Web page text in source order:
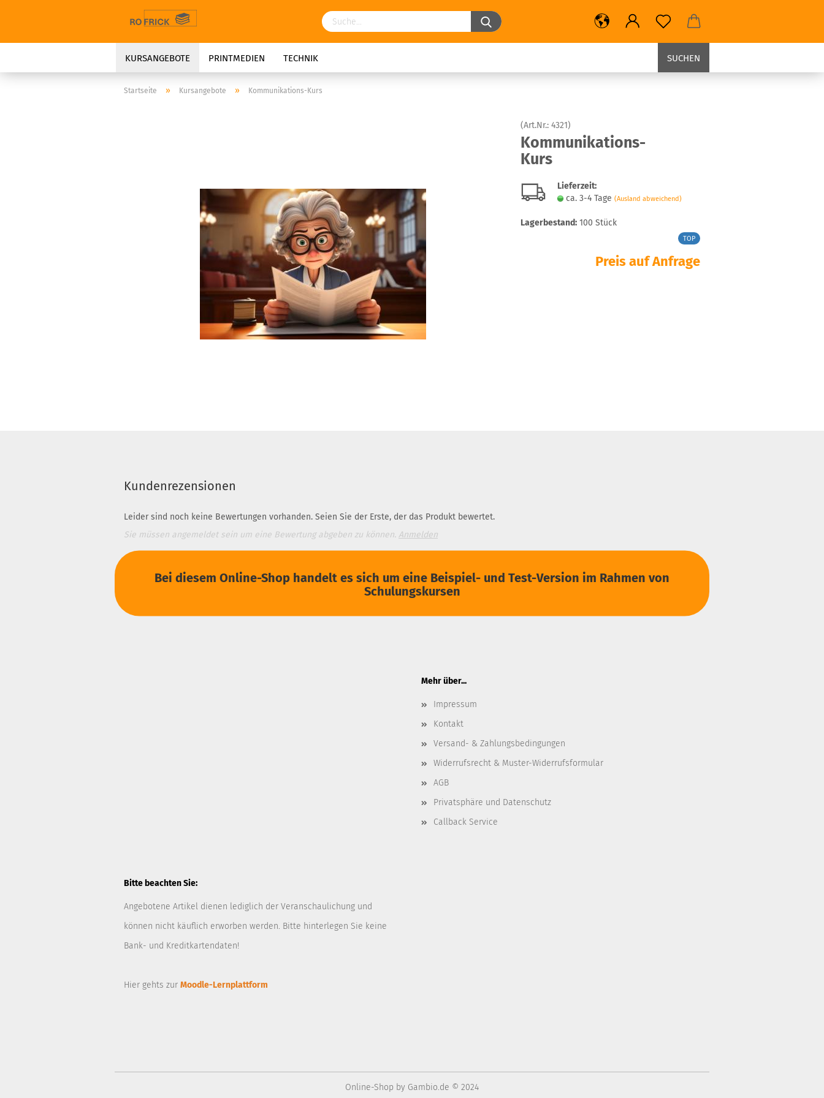
KURSANGEBOTE PRINTMEDIEN TECHNIK SUCHEN
Startseite » Kursangebote » Kommunikations-Kurs
(Art.Nr.: 4321)
Kommunikations-
Kurs
Lieferzeit:
ca. 3-4 Tage (Ausland abweichend)
Lagerbestand: 100 Stück
TOP
Preis auf Anfrage
Kundenrezensionen
Leider sind noch keine Bewertungen vorhanden. Seien Sie der Erste, der das Produkt bewertet.
Sie müssen angemeldet sein um eine Bewertung abgeben zu können. Anmelden
Bei diesem Online-Shop handelt es sich um eine Beispiel- und Test-Version im Rahmen von
Schulungskursen
Mehr über...
Impressum
Kontakt
Versand- & Zahlungsbedingungen
Widerrufsrecht & Muster-Widerrufsformular
AGB
Privatsphäre und Datenschutz
Callback Service
Bitte beachten Sie:
Angebotene Artikel dienen lediglich der Veranschaulichung und
können nicht käuflich erworben werden. Bitte hinterlegen Sie keine
Bank- und Kreditkartendaten!
Hier gehts zur Moodle-Lernplattform
Online-Shop by Gambio.de © 2024